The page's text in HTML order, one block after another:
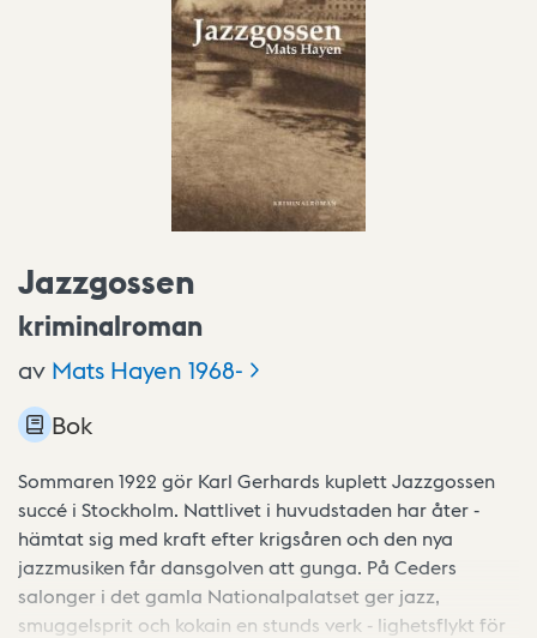
Jazzgossen
kriminalroman
av Mats Hayen 1968-
Bok
Sommaren 1922 gör Karl Gerhards kuplett Jazzgossen
succé i Stockholm. Nattlivet i huvudstaden har åter -
hämtat sig med kraft efter krigsåren och den nya
jazzmusiken får dansgolven att gunga. På Ceders
salonger i det gamla Nationalpalatset ger jazz,
smuggelsprit och kokain en stunds verk - lighetsflykt för